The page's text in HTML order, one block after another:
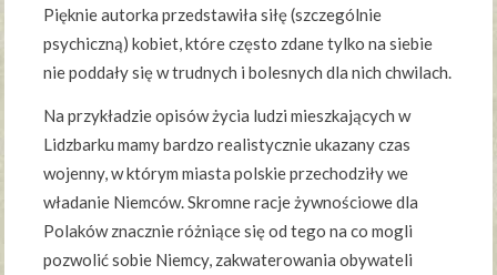
Pięknie autorka przedstawiła siłę (szczególnie
psychiczną) kobiet, które często zdane tylko na siebie
nie poddały się w trudnych i bolesnych dla nich chwilach.
Na przykładzie opisów życia ludzi mieszkających w
Lidzbarku mamy bardzo realistycznie ukazany czas
wojenny, w którym miasta polskie przechodziły we
władanie Niemców. Skromne racje żywnościowe dla
Polaków znacznie różniące się od tego na co mogli
pozwolić sobie Niemcy, zakwaterowania obywateli